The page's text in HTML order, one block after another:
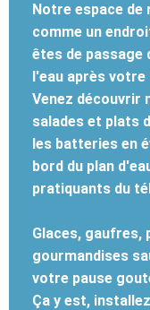
Notre espace
comme un
êtes de passage
l'eau après votre
Venez découvrir
salades et plats
les batteries en
bord du plan
pratiquants du
Glaces, gaufres,
gourmandises
votre pause
Ça y est,